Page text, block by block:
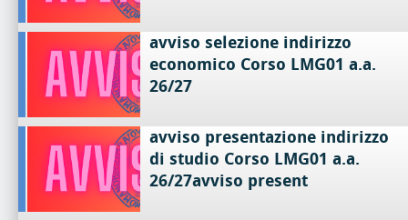
avviso selezione indirizzo
economico Corso LMG01 a.a.
26/27
avviso presentazione indirizzo
di studio Corso LMG01 a.a.
26/27avviso present